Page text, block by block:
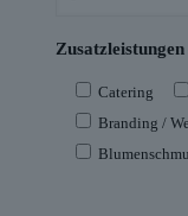
Zusatzleistungen
Catering
Branding /